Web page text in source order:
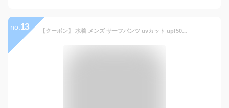
no. 13 【クーポン】 水着 メンズ サーフパンツ uvカット upf50+ uv 海パン サーフショーツ ボードショーツ ハーフパンツ インナー ポケット インナー付 ラッシュガード 大きいサイズ ミドル ロング 膝丈 ひざ丈 夏 プール 海 海水浴 サーフィン サウナ 吸水速乾 耐塩素 水陸両用